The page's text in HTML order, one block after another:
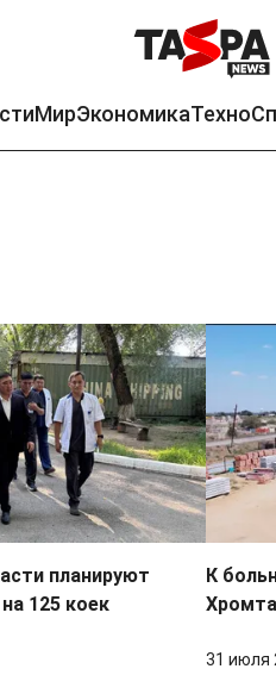
МирЭкономикаТехно
планируют
125 коек
К
31 июля